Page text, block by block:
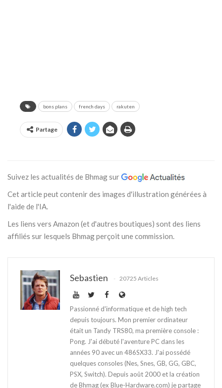
bons plans french days rakuten
Partage
Suivez les actualités de Bhmag sur
Cet article peut contenir des images d'illustration générées à
l'aide de l'IA.
Les liens vers Amazon (et d'autres boutiques) sont des liens
affiliés sur lesquels Bhmag perçoit une commission.
Sebastien 20725 Articles
Passionné d'informatique et de high tech
depuis toujours. Mon premier ordinateur
était un Tandy TRS80, ma première console :
Pong. J'ai débuté l'aventure PC dans les
années 90 avec un 486SX33. J'ai possédé
quelques consoles (Nes, Snes, GB, GG, GBC,
PSX, Switch). Depuis août 2000 et la création
de Bhmag (ex Blue-Hardware.com) je partage